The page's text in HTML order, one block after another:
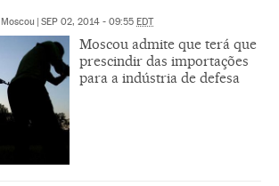
Moscou | SEP 02, 2014 - 09:55 EDT
Moscou admite que terá que
prescindir das importações
para a indústria de defesa